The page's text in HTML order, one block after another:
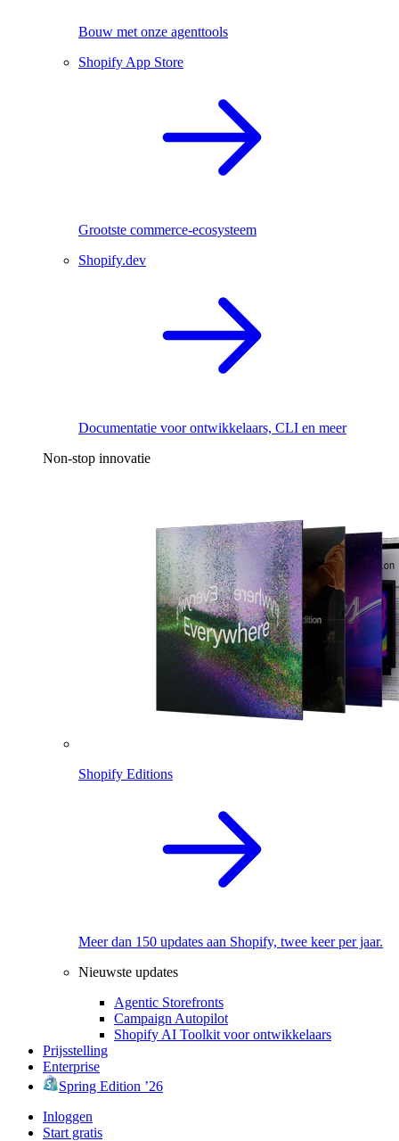
Bouw met onze agenttools
Shopify App Store
Grootste commerce-ecosysteem
Shopify.dev
Documentatie voor ontwikkelaars, CLI en meer
Non-stop innovatie
Shopify Editions
Meer dan 150 updates aan Shopify, twee keer per jaar.
Nieuwste updates
Agentic Storefronts
Campaign Autopilot
Shopify AI Toolkit voor ontwikkelaars
Prijsstelling
Enterprise
Spring Edition ’26
Inloggen
Start gratis